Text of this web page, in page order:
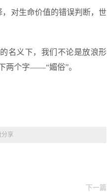
对生命价值的错误判断，世
名义下，我们不论是放浪形
两个字——“媚俗”。
分享
下一篇